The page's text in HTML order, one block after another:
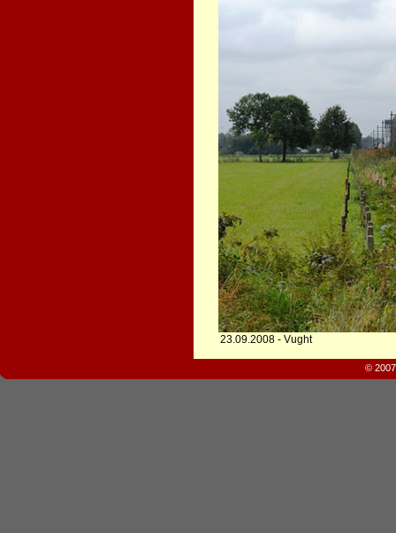
23.09.2008 - Vught
©